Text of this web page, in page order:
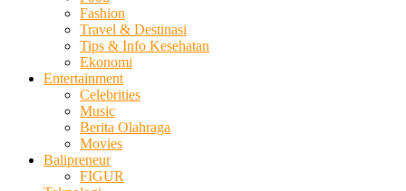
Fashion
Travel & Destinasi
Tips & Info Kesehatan
Ekonomi
Entertainment
Celebrities
Music
Berita Olahraga
Movies
Balipreneur
FIGUR